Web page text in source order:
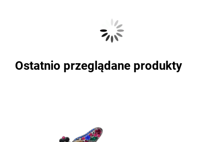
Ostatnio przeglądane produkty